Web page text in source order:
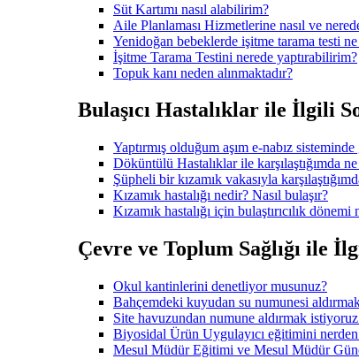
Süt Kartımı nasıl alabilirim?
Aile Planlaması Hizmetlerine nasıl ve
Yenidoğan bebeklerde işitme tarama testi ne
İşitme Tarama Testini nerede yaptırabilirim?
Topuk kanı neden alınmaktadır?
Bulaşıcı Hastalıklar ile İlgili
Yaptırmış olduğum aşım e-nabız
Döküntülü Hastalıklar ile karşılaştığımda
Şüpheli bir kızamık vakasıyla
Kızamık hastalığı nedir? Nasıl bulaşır?
Kızamık hastalığı için bulaştırıcılık dönemi
Çevre ve Toplum Sağlığı ile
Okul kantinlerini denetliyor musunuz?
Bahçemdeki kuyudan su numunesi
Site havuzundan numune aldırmak
Biyosidal Ürün Uygulayıcı eğitimini
Mesul Müdür Eğitimi ve Mesul Müdür